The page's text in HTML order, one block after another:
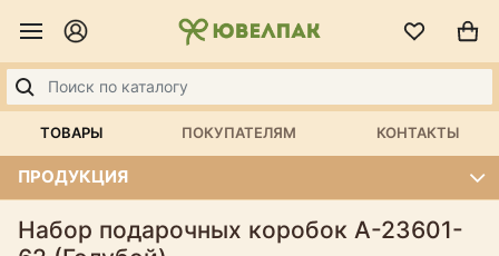
ТОВАРЫ ПОКУПАТЕЛЯМ КОНТАКТЫ
ПРОДУКЦИЯ
Набор подарочных коробок А-23601-